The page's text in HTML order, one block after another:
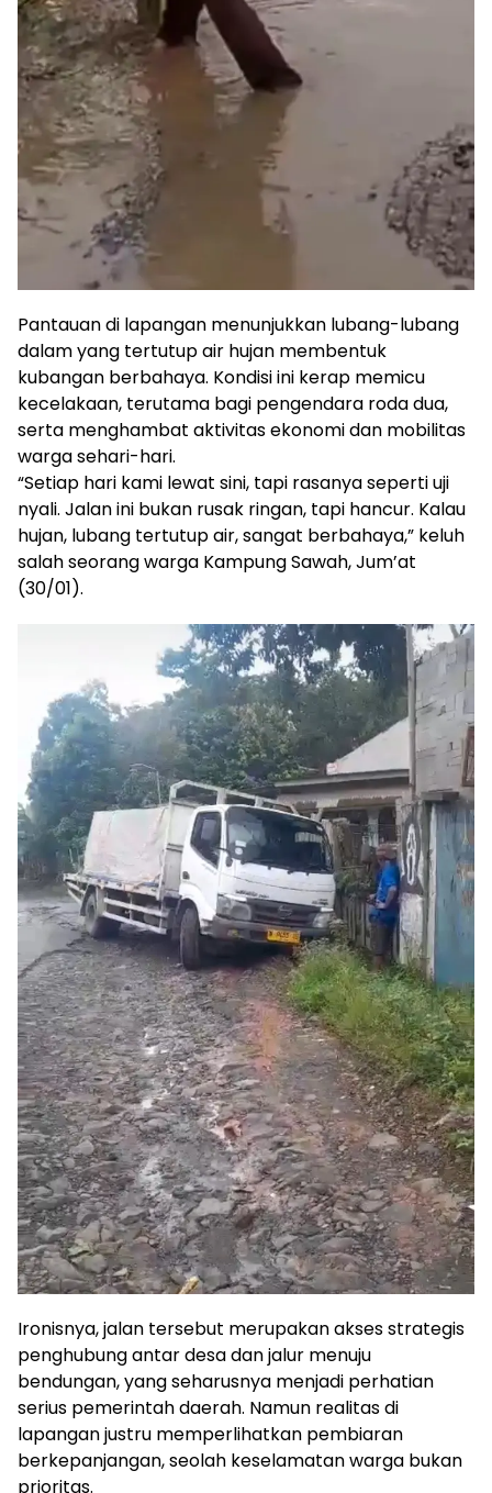
Pantauan di lapangan menunjukkan lubang-lubang
dalam yang tertutup air hujan membentuk
kubangan berbahaya. Kondisi ini kerap memicu
kecelakaan, terutama bagi pengendara roda dua,
serta menghambat aktivitas ekonomi dan mobilitas
warga sehari-hari.
“Setiap hari kami lewat sini, tapi rasanya seperti uji
nyali. Jalan ini bukan rusak ringan, tapi hancur. Kalau
hujan, lubang tertutup air, sangat berbahaya,” keluh
salah seorang warga Kampung Sawah, Jum’at
(30/01).
Ironisnya, jalan tersebut merupakan akses strategis
penghubung antar desa dan jalur menuju
bendungan, yang seharusnya menjadi perhatian
serius pemerintah daerah. Namun realitas di
lapangan justru memperlihatkan pembiaran
berkepanjangan, seolah keselamatan warga bukan
prioritas.